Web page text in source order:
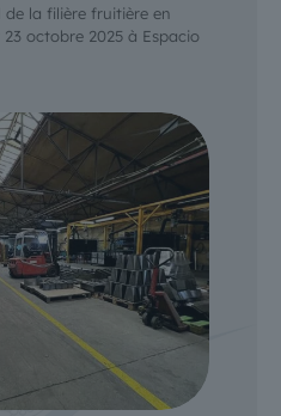
de la filière fruitière en
octobre 2025 à Espacio